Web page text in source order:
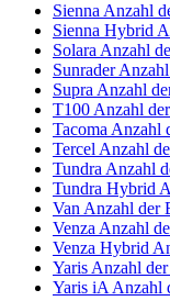
Sienna Anzahl
Sienna Hybrid
Solara Anzahl
Sunrader
Supra Anzahl
T100 Anzahl
Tacoma Anzahl
Tercel Anzahl
Tundra Anzahl
Tundra Hybrid
Van Anzahl der
Venza Anzahl
Venza Hybrid
Yaris Anzahl
Yaris iA Anzahl